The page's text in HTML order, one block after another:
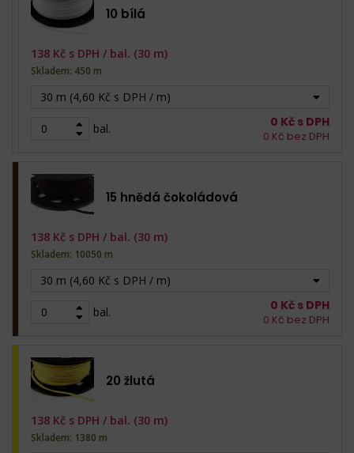
10 bílá
30 m (4,60 Kč s DPH / m)
bal.
138 Kč s DPH / bal. (30 m)
Skladem: 450 m
0 Kč s DPH
0 Kč bez DPH
15 hnědá čokoládová
30 m (4,60 Kč s DPH / m)
bal.
138 Kč s DPH / bal. (30 m)
Skladem: 10050 m
0 Kč s DPH
0 Kč bez DPH
20 žlutá
138 Kč s DPH / bal. (30 m)
Skladem: 1380 m